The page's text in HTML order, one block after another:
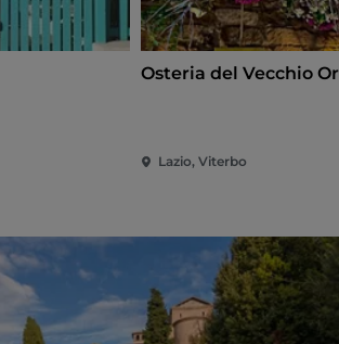
Osteria del Vecchio
Lazio, Viterbo